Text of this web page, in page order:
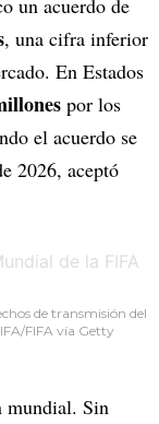
, una cifra inferior
En Estados
por los
el acuerdo se
2026, aceptó
de transmisión del
FIFA vía Getty
mundial. Sin